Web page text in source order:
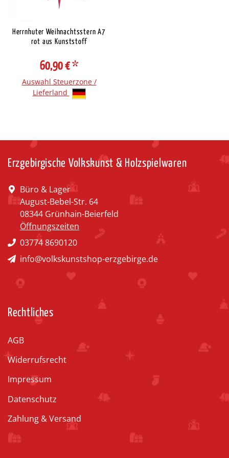
Herrnhuter Weihnachtsstern A7
rot aus Kunststoff
60,90 €*
Auswahl Steuerzone /
Lieferland
Erzgebirgische Volkskunst & Holzspielwaren
Büro & Lager
August-Bebel-Str. 64
08344 Grünhain-Beierfeld
Öffnungszeiten
03774 8690120
info@volkskunstshop-erzgebirge.de
Rechtliches
AGB
Widerrufsrecht
Impressum
Datenschutz
Zahlung & Versand